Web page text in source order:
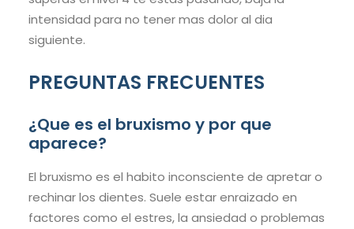
intensidad para no tener mas dolor al dia
siguiente.
PREGUNTAS FRECUENTES
¿Que es el bruxismo y por que
aparece?
El bruxismo es el habito inconsciente de apretar o
rechinar los dientes. Suele estar enraizado en
factores como el estres, la ansiedad o problemas